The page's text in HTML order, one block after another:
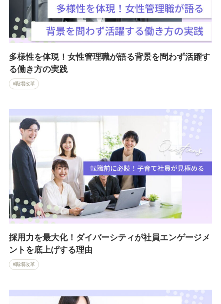
多様性を体現！女性管理職が語る背景を問わず活躍す
る働き方の実践
職場改革
採用力を最大化！ダイバーシティが社員エンゲージメ
ントを底上げする理由
職場改革